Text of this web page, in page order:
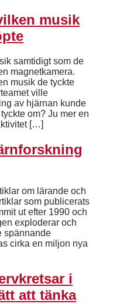
musik
samtidigt som de
magnetkamera.
musik de tyckte
ville
av hjärnan kunde
om? Ju mer en
[…]
om lärande och
som publicerats
ut efter 1990 och
exploderar och
spännande
cirka en miljon nya
i
att tänka